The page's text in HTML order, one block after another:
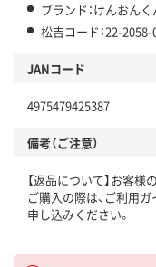
ブランド：けんおんく
松吉コード：22-2058-
JANコード
4975479425387
備考（ご注意）
【返品について】お客
ご購入の際は、ご利用ガ
申し込みください。